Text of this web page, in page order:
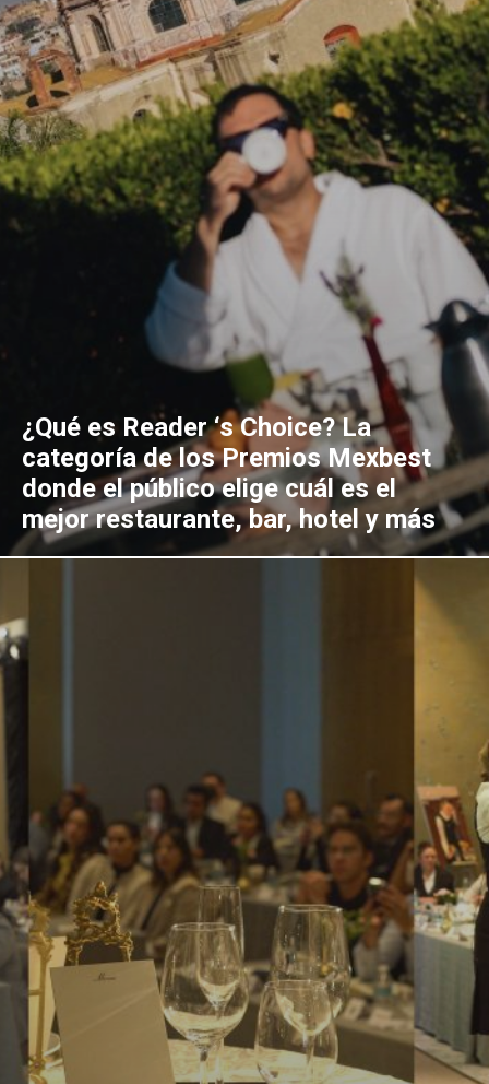
¿Qué es Reader ‘s Choice? La
categoría de los Premios Mexbest
donde el público elige cuál es el
mejor restaurante, bar, hotel y más